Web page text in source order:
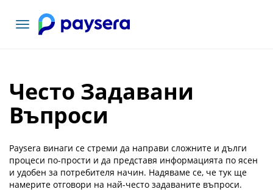
Включване
Често Задавани
Въпроси
Paysera винаги се стреми да направи сложните и дълги
процеси по-прости и да представя информацията по ясен
и удобен за потребителя начин. Надяваме се, че тук ще
намерите отговори на най-често задаваните въпроси.